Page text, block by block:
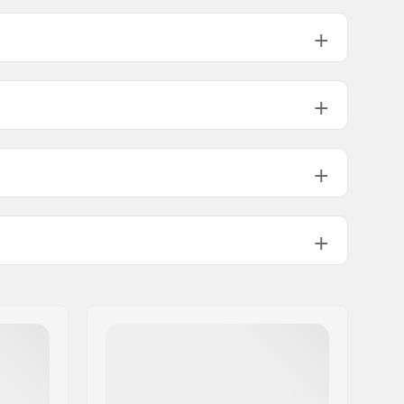
(54cm), 21.65" (55cm), 22.05" (56cm), 22.44" (57cm)
(61cm), 24.41" (62cm), 24.80" (63cm)
Foam
Yes